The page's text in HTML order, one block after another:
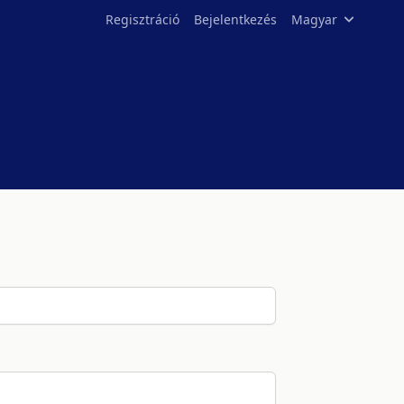
Regisztráció Bejelentkezés Magyar